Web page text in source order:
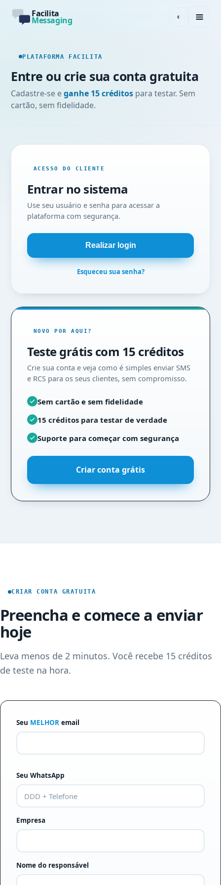
Facilita
Messaging ◐
PLATAFORMA FACILITA
Entre ou crie sua conta gratuita
Cadastre-se eganhe 15 créditos para testar. Sem
cartão, sem fidelidade.
ACESSO DO CLIENTE
Entrar no sistema
Use seu usuário e senha para acessar a
plataforma com segurança.
Esqueceu sua senha?
NOVO POR AQUI?
Teste grátis com 15 créditos
Crie sua conta e veja como é simples enviar SMS
e RCS para os seus clientes, sem compromisso.
Sem cartão e sem fidelidade
15 créditos para testar de verdade
Suporte para começar com segurança
Criar conta grátis
CRIAR CONTA GRATUITA
Preencha e comece a enviar
hoje
Leva menos de 2 minutos. Você recebe 15 créditos
de teste na hora.
Seu MELHOR email
Seu WhatsApp
Empresa
Nome do responsável